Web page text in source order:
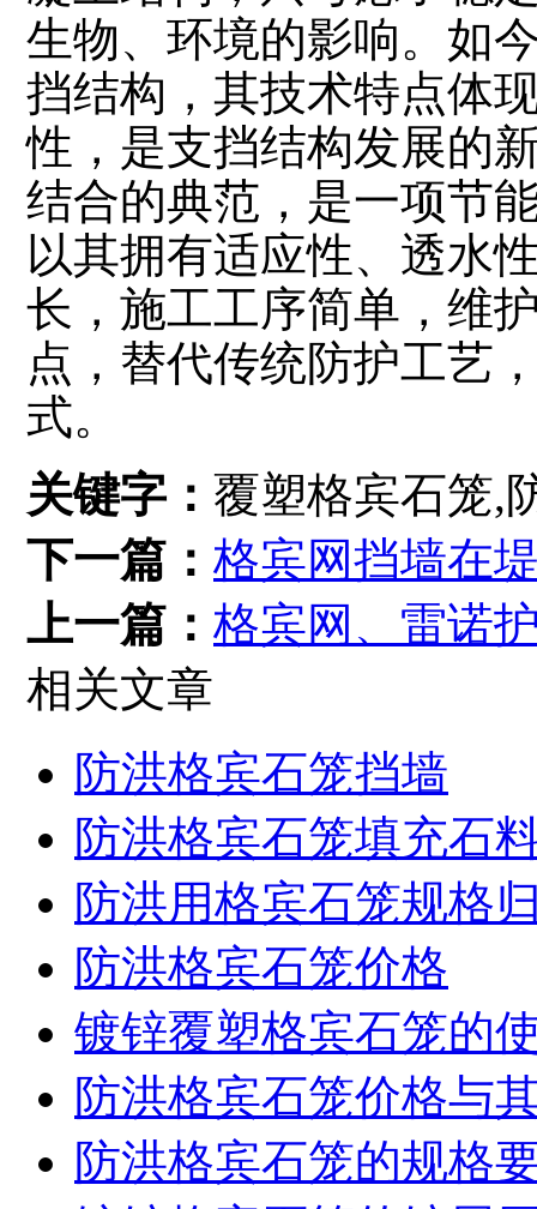
生物、环境的影响。如
挡结构，其技术特点体
性，是支挡结构发展的
结合的典范，是一项节
以其拥有适应性、透水
长，施工工序简单，维
点，替代传统防护工艺
式。
关键字： 覆塑格宾石笼,
下一篇： 格宾网挡墙在
上一篇： 格宾网、雷诺
相关文章
防洪格宾石笼挡墙
防洪格宾石笼填充石
防洪用格宾石笼规格
防洪格宾石笼价格
镀锌覆塑格宾石笼的
防洪格宾石笼价格与
防洪格宾石笼的规格